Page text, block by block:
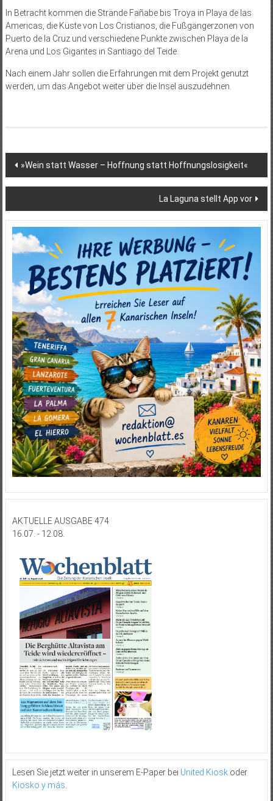
In Betracht kommen die Strände Fañabe bis Troya in Playa de las
Americas, die Küste von Los Cristianos, die Fußgängerzonen von
Puerto de la Cruz und verschiedene Punkte zwischen Playa de la
Arena und Los Gigantes in Santiago del Teide.
Nach einem Jahr sollen die Erfahrungen mit dem Projekt genutzt
werden, um das Angebot weiter über die Insel auszudehnen.
Beitragsnavigation
»Wein statt Wasser – Hoffnung statt Hoffnungslosigkeit«
La Laguna stellt App vor
AKTUELLE AUSGABE 474
16.07. - 12.08.
Lesen Sie jetzt weiter in unserem E-Paper bei United Kioskoder
Kiosko y más.